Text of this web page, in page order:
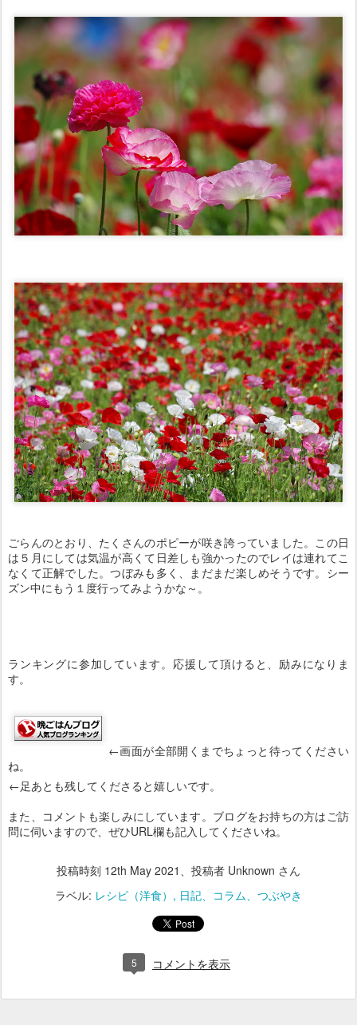
ごらんのとおり、たくさんのポピーが咲き誇っていました。この日
は５月にしては気温が高くて日差しも強かったのでレイは連れてこ
なくて正解でした。つぼみも多く、まだまだ楽しめそうです。シー
ズン中にもう１度行ってみようかな～。
ランキングに参加しています。応援して頂けると、励みになりま
す。
←画面が全部開くまでちょっと待ってください
ね。
←足あとも残してくださると嬉しいです。
また、コメントも楽しみにしています。ブログをお持ちの方はご訪
問に伺いますので、ぜひURL欄も記入してくださいね。
投稿時刻 12th May 2021
、投稿者 Unknown さん
ラベル: レシピ（洋食） 日記、コラム、つぶやき
5 コメントを表示